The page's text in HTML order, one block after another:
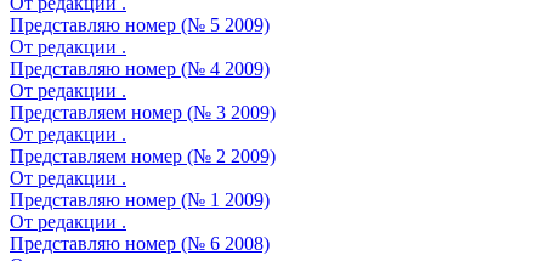
Представляю номер (№ 5 2009)
От редакции .
Представляю номер (№ 4 2009)
От редакции .
Представляем номер (№ 3 2009)
От редакции .
Представляем номер (№ 2 2009)
От редакции .
Представляю номер (№ 1 2009)
От редакции .
Представляю номер (№ 6 2008)